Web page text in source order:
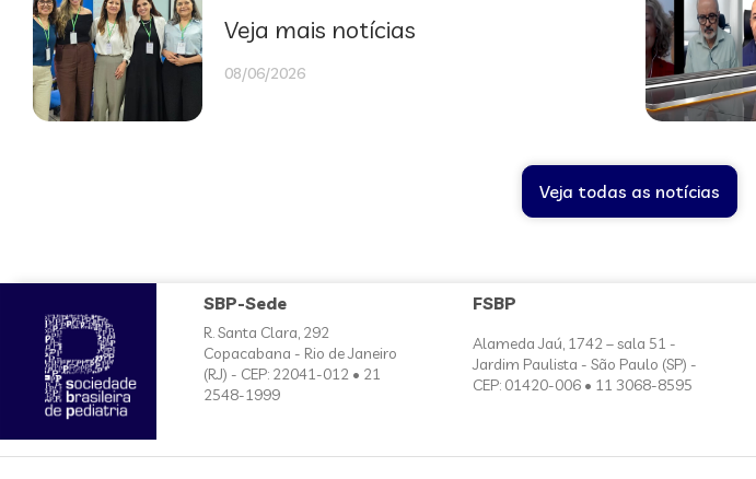
Veja mais notícias
08/06/2026
Veja todas as notícias
SBP-Sede
R. Santa Clara, 292
Copacabana - Rio de Janeiro
(RJ) - CEP: 22041-012 • 21
2548-1999
FSBP
Alameda Jaú, 1742 – sala 51 -
Jardim Paulista - São Paulo (SP) -
CEP: 01420-006 • 11 3068-8595